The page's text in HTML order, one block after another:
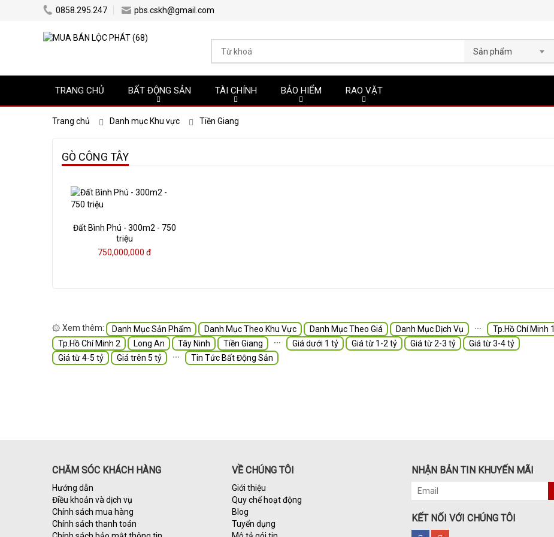
0858.295.247 pbs.cskh@gmail.com
Sản phẩm
TRANG CHỦ BẤT ĐỘNG SẢN TÀI CHÍNH BẢO HIỂM RAO VẶT
Trang chủ Danh mục Khu vực Tiền Giang
GÒ CÔNG TÂY
Đất Bình Phú - 300m2 - 750
triệu
750,000,000 đ
۞ Xem thêm: Danh Mục Sản Phẩm Danh Mục Theo Khu Vực Danh Mục Theo Giá Danh Mục Dịch Vụ ∙∙∙
Tp.Hồ Chí Minh 1
Tp.Hồ Chí Minh 2
Long An Tây Ninh Tiền Giang ∙∙∙ Giá dưới 1 tỷ Giá từ 1-2 tỷ Giá từ 2-3 tỷ
Giá từ 3-4 tỷ
Giá từ 4-5 tỷ
Giá trên 5 tỷ ∙∙∙ Tin Tức Bất Động Sản
CHĂM SÓC KHÁCH HÀNG
Hướng dẫn
Điều khoản và dịch vụ
Chính sách mua hàng
Chính sách thanh toán
VỀ CHÚNG TÔI
Giới thiệu
Quy chế hoạt động
Blog
Tuyển dụng
NHẬN BẢN TIN KHUYẾN MÃI
KẾT NỐI VỚI CHÚNG TÔI